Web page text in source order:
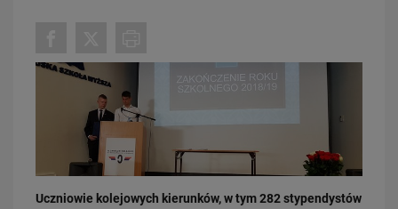
Uczniowie kolejowych kierunków, w tym 282 stypendystów
06.08.2026
Budujemy nowoczesną kolej na Kaszubach [FOTOGALERIA]
PRZECZYTAJ